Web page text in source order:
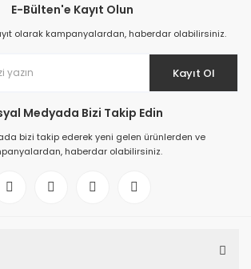
E-Bülten'e Kayıt Olun
olarak kampanyalardan, haberdar olabilirsiniz.
Kayıt Ol
Medyada Bizi Takip Edin
bizi takip ederek yeni gelen ürünlerden ve
haberdar olabilirsiniz.